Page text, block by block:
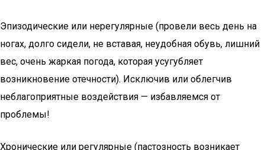
Эпизодические или нерегулярные (провели весь день на
ногах, долго сидели, не вставая, неудобная обувь, лишний
вес, очень жаркая погода, которая усугубляет
возникновение отечности). Исключив или облегчив
неблагоприятные воздействия — избавляемся от
проблемы!
Хронические или регулярные (пастозность возникает